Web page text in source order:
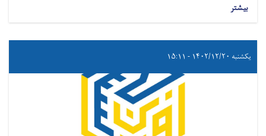
بیشتر
یکشنبه ۱۴۰۲/۱۲/۲۰ - ۱۵:۱۱